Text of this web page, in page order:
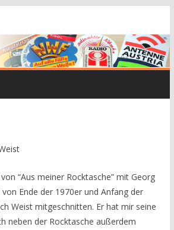
“Aus meiner Rocktasche” mit Georg
Ende der 1970er und Anfang der
Weist mitgeschnitten. Er hat mir seine
neben der Rocktasche außerdem